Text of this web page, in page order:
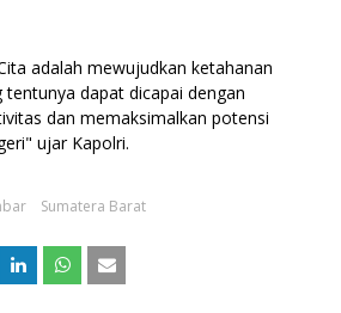
adalah mewujudkan ketahanan
dapat dicapai dengan
dan memaksimalkan potensi
ujar Kapolri.
Sumatera Barat